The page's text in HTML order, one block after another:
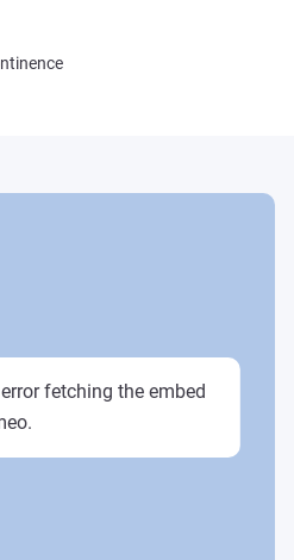
fetching the embed